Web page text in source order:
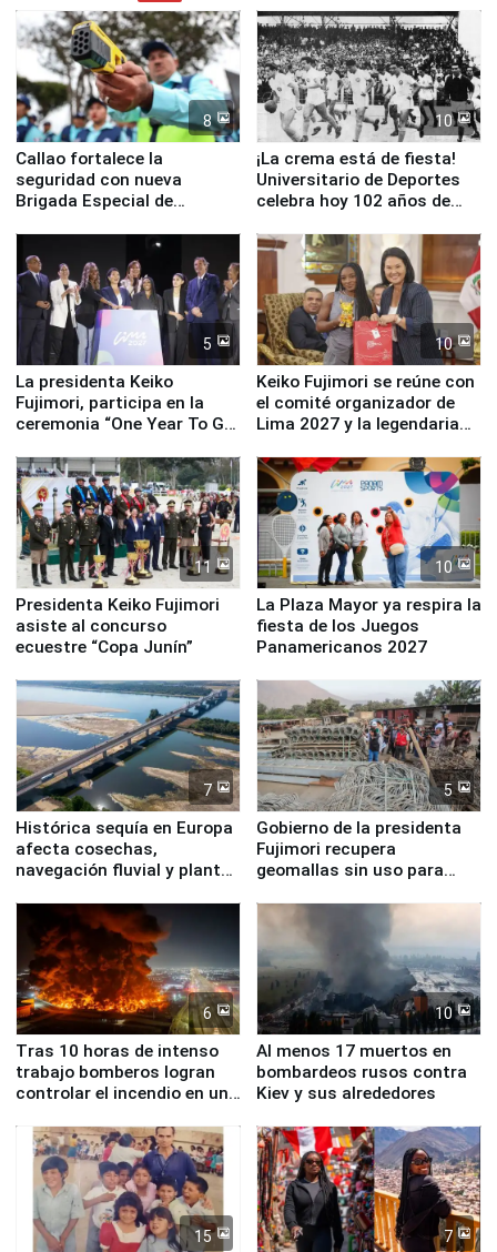
8
Callao fortalece la
seguridad con nueva
Brigada Especial de
equipamiento para
Serenazgo
10
¡La crema está de fiesta!
Universitario de Deportes
celebra hoy 102 años de
5
La presidenta Keiko
Fujimori, participa en la
ceremonia “One Year To Go
10
Keiko Fujimori se reúne con
el comité organizador de
Lima 2027 y la legendaria
11
Presidenta Keiko Fujimori
asiste al concurso
ecuestre “Copa Junín”
10
La Plaza Mayor ya respira la
fiesta de los Juegos
Panamericanos 2027
7
Histórica sequía en Europa
afecta cosechas,
navegación fluvial y plantas
5
Gobierno de la presidenta
Fujimori recupera
geomallas sin uso para
Fenómeno El Niño
6
Tras 10 horas de intenso
trabajo bomberos logran
controlar el incendio en una
de Chile
10
Al menos 17 muertos en
bombardeos rusos contra
Kiev y sus alrededores
15 7